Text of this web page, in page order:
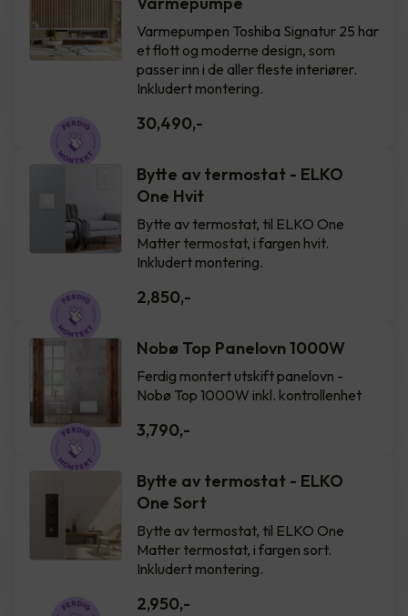
Varmepumpen Toshiba Signatur 25 har
et flott og moderne design, som
passer inn i de aller fleste interiører.
Inkludert montering.
30,490,-
Bytte av termostat - ELKO
One Hvit
Bytte av termostat, til ELKO One
Matter termostat, i fargen hvit.
Inkludert montering.
2,850,-
Nobø Top Panelovn 1000W
Ferdig montert utskift panelovn -
Nobø Top 1000W inkl. kontrollenhet
3,790,-
Bytte av termostat - ELKO
One Sort
Bytte av termostat, til ELKO One
Matter termostat, i fargen sort.
Inkludert montering.
2,950,-